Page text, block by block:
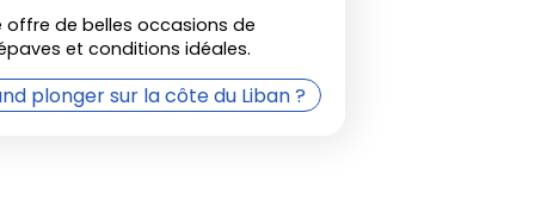
Les conditions sont alors
équipés de combinaisons
de belles occasions de
et conditions idéales.
plonger sur la côte du Liban ?